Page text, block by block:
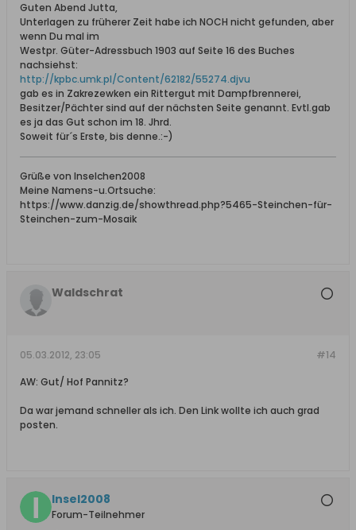
Guten Abend Jutta,
Unterlagen zu früherer Zeit habe ich NOCH nicht gefunden, aber
wenn Du mal im
Westpr. Güter-Adressbuch 1903 auf Seite 16 des Buches
nachsiehst:
http://kpbc.umk.pl/Content/62182/55274.djvu
gab es in Zakrezewken ein Rittergut mit Dampfbrennerei,
Besitzer/Pächter sind auf der nächsten Seite genannt. Evtl.gab
es ja das Gut schon im 18. Jhrd.
Soweit für´s Erste, bis denne.:-)
Grüße von Inselchen2008
Meine Namens-u.Ortsuche:
https://www.danzig.de/showthread.php?5465-Steinchen-für-
Steinchen-zum-Mosaik
Waldschrat
#14
05.03.2012, 23:05
AW: Gut/ Hof Pannitz?
Da war jemand schneller als ich. Den Link wollte ich auch grad
posten.
Insel2008
Forum-Teilnehmer